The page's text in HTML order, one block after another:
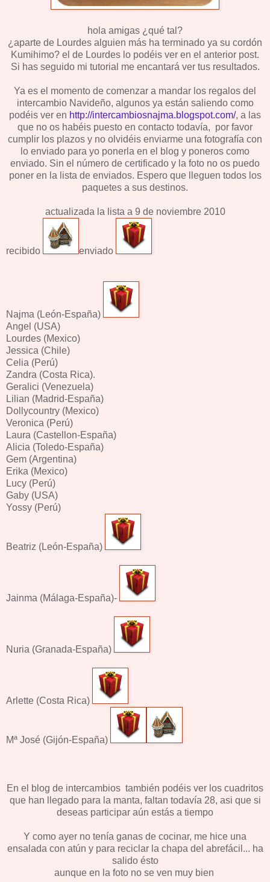
hola amigas ¿qué tal?
¿aparte de Lourdes alguien más ha terminado ya su cordón
Kumihimo? el de Lourdes lo podéis ver en el anterior post.
Si has seguido mi tutorial me encantará ver tus resultados.
Ya es el momento de comenzar a mandar los regalos del
intercambio Navideño, algunos ya están saliendo como
podéis ver en http://intercambiosnajma.blogspot.com/, a las
que no os habéis puesto en contacto todavía, por favor
cumplir los plazos y no olvidéis enviarme una fotografía con
lo enviado para yo ponerla en el blog y poneros como
enviado. Sin el número de certificado y la foto no os puedo
poner en la lista de enviados. Espero que lleguen todos los
paquetes a sus destinos.
actualizada la lista a 9 de noviembre 2010
recibido enviado
Najma (León-España)
Angel (USA)
Lourdes (Mexico)
Jessica (Chile)
Celia (Perú)
Zandra (Costa Rica).
Geralici (Venezuela)
Lilian (Madrid-España)
Dollycountry (Mexico)
Veronica (Perú)
Laura (Castellon-España)
Alicia (Toledo-España)
Gem (Argentina)
Erika (Mexico)
Lucy (Perú)
Gaby (USA)
Yossy (Perú)
Beatriz (León-España)
Jainma (Málaga-España)-
Nuria (Granada-España)
Arlette (Costa Rica)
Mª José (Gijón-España)
En el blog de intercambios también podéis ver los cuadritos
que han llegado para la manta, faltan todavía 28, asi que si
deseas participar aún estás a tiempo
Y como ayer no tenía ganas de cocinar, me hice una
ensalada con atún y para reciclar la chapa del abrefácil... ha
salido ésto
aunque en la foto no se ven muy bien